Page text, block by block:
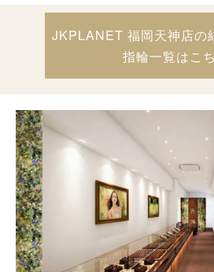
JKPLANET 福岡天神店の
指輪一覧はこ